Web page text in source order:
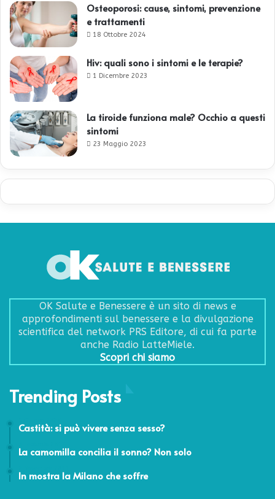
Osteoporosi: cause, sintomi, prevenzione
e trattamenti
18 Ottobre 2024
Hiv: quali sono i sintomi e le terapie?
1 Dicembre 2023
La tiroide funziona male? Occhio a questi
sintomi
23 Maggio 2023
OK Salute e Benessere è un sito di news e
approfondimenti sul benessere e la divulgazione
scientifica del network PRS Editore, di cui fa parte
anche Radio LatteMiele.
Scopri chi siamo
Trending Posts
Castità: si può vivere senza sesso?
La camomilla concilia il sonno? Non solo
In mostra la Milano che soffre